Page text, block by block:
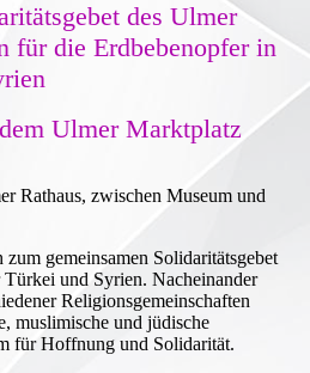
des Ulmer
für die Erdbebenopfer in
Ulmer Marktplatz
Rathaus, zwischen Museum und
gemeinsamen Solidaritätsgebet
und Syrien. Nacheinander
Religionsgemeinschaften
muslimische und jüdische
für Hoffnung und Solidarität.